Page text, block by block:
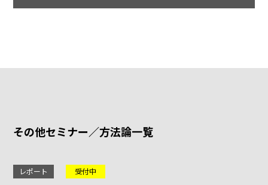
その他セミナー／方法論一覧
レポート 受付中